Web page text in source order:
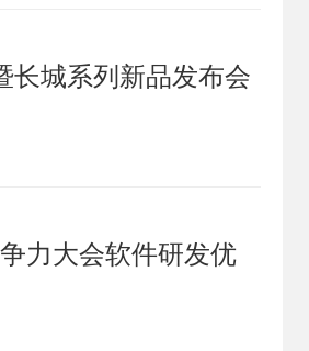
长城系列新品发布会
力大会软件研发优